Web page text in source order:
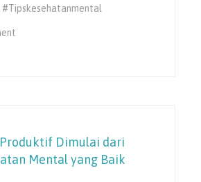
#tipskesehatanmental
Dimulai dari
Mental yang Baik